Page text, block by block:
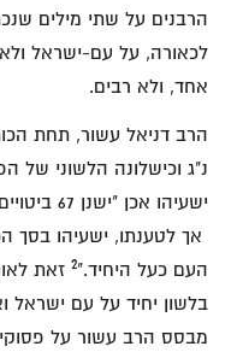
הרבנים על שתי מילים
לכאורה, על עם-ישראל
אחד, ולא רבים.
הרב דניאל עשור, תחת
נ"ג וכישלונה הלשוני של
ישעיהו אכן "ישנן 67 ביטויים בפרק נ"ג המדברים על היחיד."
אך לטענתו, ישעיהו בסך
העם כעל היחיד."2 זאת
בלשון יחיד על עם ישראל
מבסס הרב עשור על